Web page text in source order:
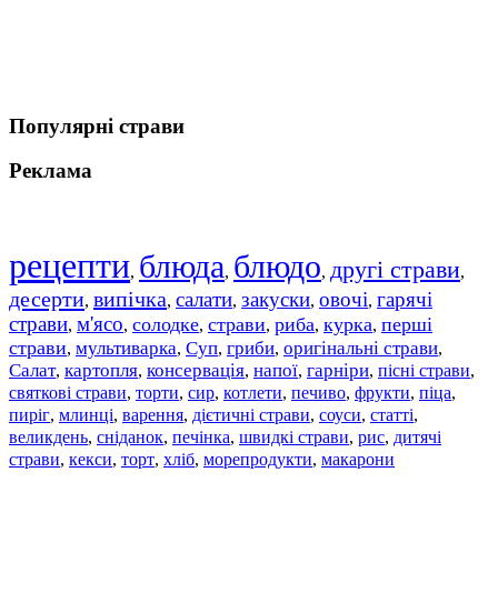
Популярні страви
Реклама
рецепти, блюда, блюдо, другі страви,
десерти, випічка, салати, закуски, овочі, гарячі
страви, м'ясо, солодке, страви, риба, курка, перші
страви, мультиварка, Суп, гриби, оригінальні страви,
Салат, картопля, консервація, напої, гарніри, пісні страви,
святкові страви, торти, сир, котлети, печиво, фрукти, піца,
пиріг, млинці, варення, дієтичні страви, соуси, статті,
великдень, сніданок, печінка, швидкі страви, рис, дитячі
страви, кекси, торт, хліб, морепродукти, макарони